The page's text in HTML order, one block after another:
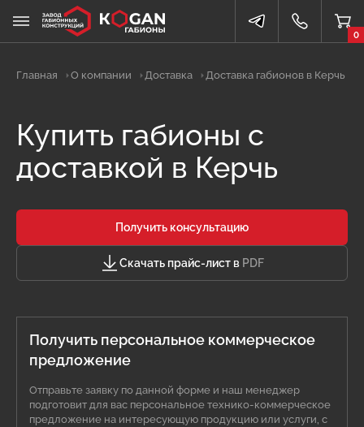
0
Главная О компании Доставка Доставка габионов в Керчь
Купить габионы с
доставкой в Керчь
Получить консультацию
Скачать прайс-лист в PDF
Получить персональное коммерческое
предложение
Отправьте заявку по данной форме и наш менеджер
подготовит для вас персональное технико-коммерческое
предложение на интересующую продукцию или услуги, с